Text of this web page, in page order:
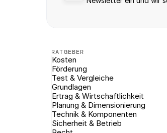
RATGEBER
Kosten
Förderung
Test & Vergleiche
Grundlagen
Ertrag & Wirtschaftlichkeit
Planung & Dimensionierung
Technik & Komponenten
Sicherheit & Betrieb